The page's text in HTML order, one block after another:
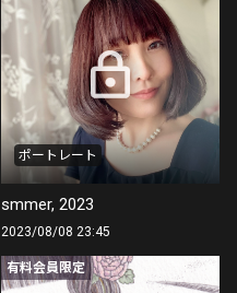
ポートレート
smmer, 2023
2023/08/08 23:45
有料会員限定